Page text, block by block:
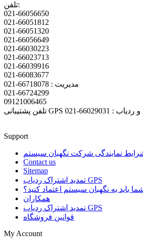
تلفن:
021-66056650
021-66051812
021-66051320
021-66056649
021-66030223
021-66023713
021-66039916
021-66083677
مدیریت : 66718078-021
021-66724299
09121006465
تلفن پشتیبانی GPS و ردیاب : 66029031-021
Support
نمایندگی شرکت نگهبان سیستم
Contact us
Sitemap
تمدید اشتراک ردیاب GPS
باید به نگهبان سیستم اعتماد کنید؟
همکاران
تمدید اشتراک ردیاب GPS
قوانین فروشگاه
My Account